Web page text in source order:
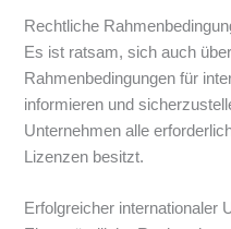
Rechtliche
Es ist ratsam, sich auch
Rahmenbedingungen für
informieren und
Unternehmen alle
Lizenzen besitzt.
Erfolgreicher internationaler